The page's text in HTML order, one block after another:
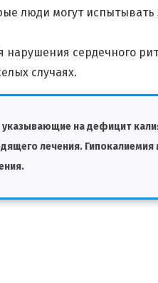
люди могут
сердечного
случаях.
на дефицит
лечения.